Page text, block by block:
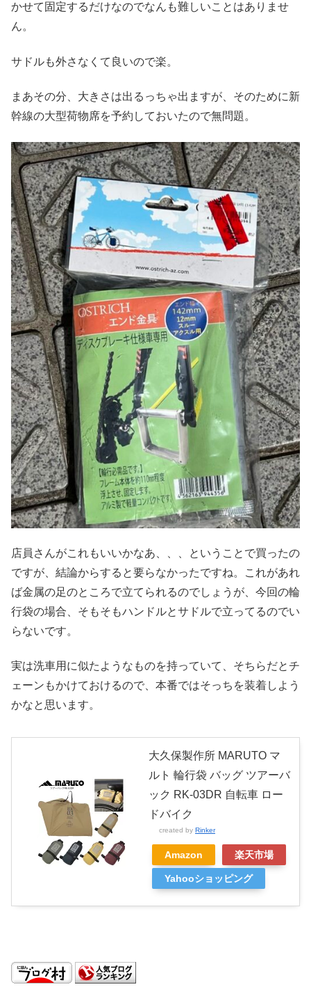
かせて固定するだけなのでなんも難しいことはありませ
ん。
サドルも外さなくて良いので楽。
まあその分、大きさは出るっちゃ出ますが、そのために新
幹線の大型荷物席を予約しておいたので無問題。
店員さんがこれもいいかなあ、、、ということで買ったの
ですが、結論からすると要らなかったですね。これがあれ
ば金属の足のところで立てられるのでしょうが、今回の輪
行袋の場合、そもそもハンドルとサドルで立ってるのでい
らないです。
実は洗車用に似たようなものを持っていて、そちらだとチ
ェーンもかけておけるので、本番ではそっちを装着しよう
かなと思います。
大久保製作所 MARUTO マ
ルト 輪行袋 バッグ ツアーバ
ック RK-03DR 自転車 ロー
ドバイク
created by Rinker
Amazon 楽天市場
Yahooショッピング